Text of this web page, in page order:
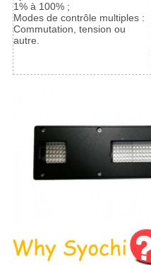
1% à 100% ;
Modes de contrôle multiples :
Commutation, tension ou
autre.